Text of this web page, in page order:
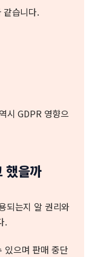
같습니다.
시 GDPR 영향으
했을까
되는지 알 권리와
.
있으며 판매 중단